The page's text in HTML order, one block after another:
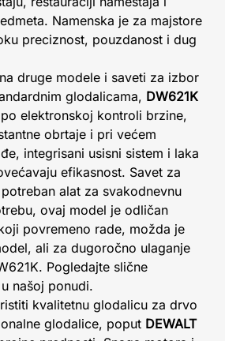
Namenska je za majstore
preciznost, pouzdanost i dug
druge modele i saveti za izbor
glodalicama, DW621K
elektronskoj kontroli brzine,
obrtaje i pri većem
integrisani usisni sistem i laka
efikasnost. Savet za
alat za svakodnevnu
ovaj model je odličan
povremeno rade, možda je
ali za dugoročno ulaganje
Pogledajte slične
našoj ponudi.
kvalitetnu glodalicu za drvo
glodalice, poput DEWALT